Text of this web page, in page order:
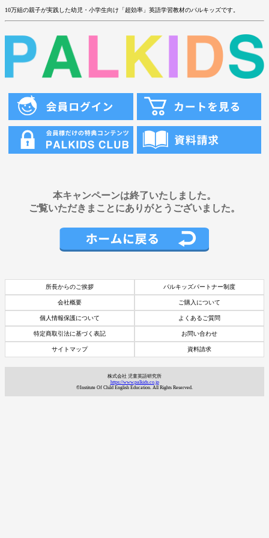
10万組の親子が実践した幼児・小学生向け「超効率」英語学習教材のパルキッズです。
本キャンペーンは終了いたしました。
ご覧いただきまことにありがとうございました。
所長からのご挨拶 パルキッズパートナー制度
会社概要 ご購入について
個人情報保護について よくあるご質問
特定商取引法に基づく表記 お問い合わせ
サイトマップ 資料請求
株式会社 児童英語研究所
https://www.palkids.co.jp
©Institute Of Child English Education. All Rights Reserved.